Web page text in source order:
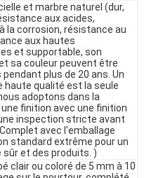
et marbre naturel (dur,
aux acides,
la corrosion, résistance au
aux hautes
et supportable, son
sa couleur peuvent être
plus de 20 ans. Un
haute qualité est la seule
adoptons dans la
finition avec une finition
inspection stricte avant
avec l'emballage
standard extrême pour un
sûr et des produits. )
clair ou coloré de 5 mm à 10